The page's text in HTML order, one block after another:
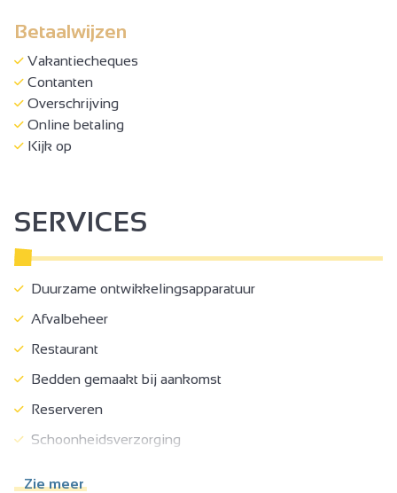
Betaalwijzen
Vakantiecheques
Contanten
Overschrijving
Online betaling
Kijk op
SERVICES
Duurzame ontwikkelingsapparatuur
Afvalbeheer
Restaurant
Bedden gemaakt bij aankomst
Reserveren
Schoonheidsverzorging
Zie meer